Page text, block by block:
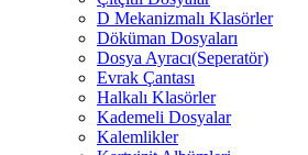
D Mekanizmalı Klasörler
Döküman Dosyaları
Dosya Ayracı(Seperatör)
Evrak Çantası
Halkalı Klasörler
Kademeli Dosyalar
Kalemlikler